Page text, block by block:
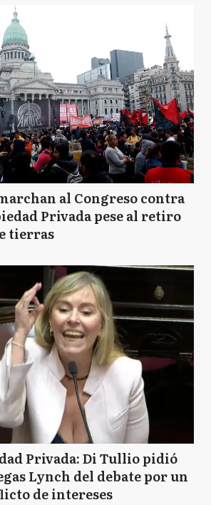
al Congreso contra
Privada pese al retiro
tierras
Privada: Di Tullio pidió
Lynch del debate por un
de intereses